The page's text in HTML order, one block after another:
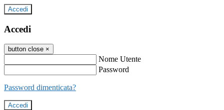
Accedi
Accedi
button close ×
Nome Utente
Password
Password dimenticata?